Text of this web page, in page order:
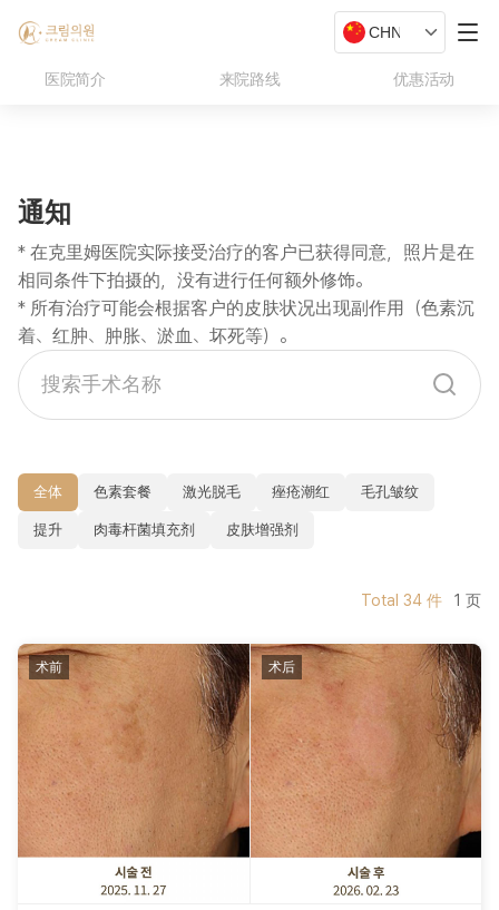
医院简介 来院路线 优惠活动
通知
* 在克里姆医院实际接受治疗的客户已获得同意，照片是在
相同条件下拍摄的，没有进行任何额外修饰。
* 所有治疗可能会根据客户的皮肤状况出现副作用（色素沉
着、红肿、肿胀、淤血、坏死等）。
全体 色素套餐 激光脱毛 痤疮潮红 毛孔皱纹
提升 肉毒杆菌填充剂 皮肤增强剂
Total 34 件 1 页
术前 术后